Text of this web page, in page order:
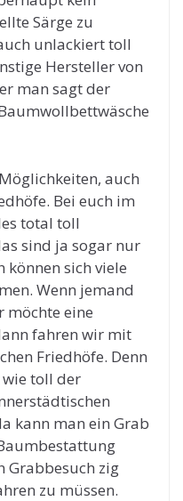
Särge zu
unlackiert toll
Hersteller von
man sagt der
auch
Bei euch im
total toll
sind ja sogar nur
können sich viele
Wenn jemand
möchte eine
fahren wir mit
Friedhöfe. Denn
toll der
kann man ein Grab
Grabbesuch zig
zu müssen.